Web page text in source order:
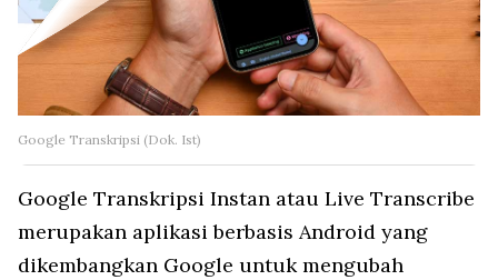
Google Transkripsi (Dok. Ist)
Google Transkripsi Instan atau Live Transcribe
merupakan aplikasi berbasis Android yang
dikembangkan Google untuk mengubah